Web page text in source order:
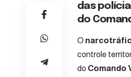
das
do
O
controle
do Comando